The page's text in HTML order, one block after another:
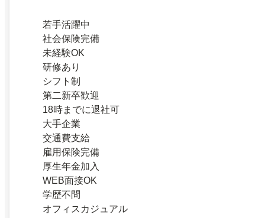
若手活躍中
社会保険完備
未経験OK
研修あり
シフト制
第二新卒歓迎
18時までに退社可
大手企業
交通費支給
雇用保険完備
厚生年金加入
WEB面接OK
学歴不問
オフィスカジュアル